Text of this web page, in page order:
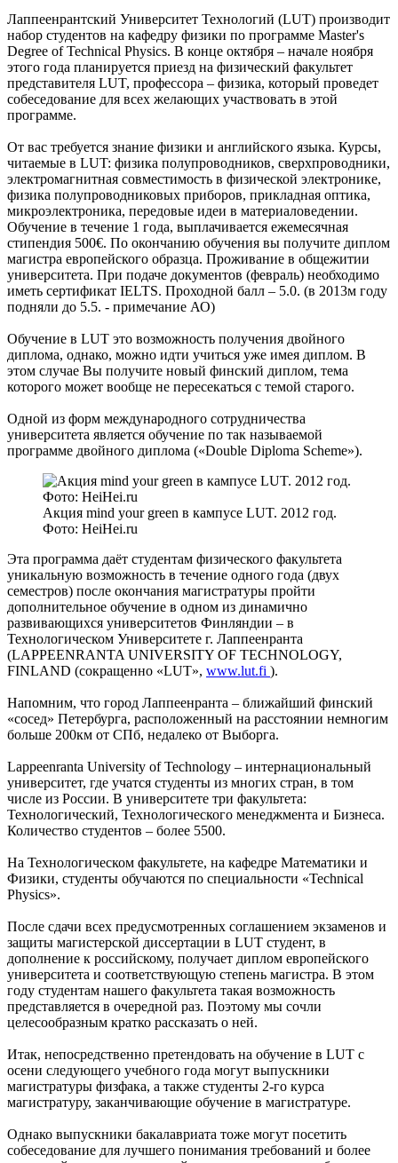
Лаппеенрантский Университет Технологий (LUT) производит
набор студентов на кафедру физики по программе Master's
Degree of Technical Physics. В конце октября – начале ноября
этого года планируется приезд на физический факультет
представителя LUT, профессора – физика, который проведет
собеседование для всех желающих участвовать в этой
программе.
От вас требуется знание физики и английского языка. Курсы,
читаемые в LUT: физика полупроводников, сверхпроводники,
электромагнитная совместимость в физической электронике,
физика полупроводниковых приборов, прикладная оптика,
микроэлектроника, передовые идеи в материаловедении.
Обучение в течение 1 года, выплачивается ежемесячная
стипендия 500€. По окончанию обучения вы получите диплом
магистра европейского образца. Проживание в общежитии
университета. При подаче документов (февраль) необходимо
иметь сертификат IELTS. Проходной балл – 5.0. (в 2013м году
подняли до 5.5. - примечание АО)
Обучение в LUT это возможность получения двойного
диплома, однако, можно идти учиться уже имея диплом. В
этом случае Вы получите новый финский диплом, тема
которого может вообще не пересекаться с темой старого.
Одной из форм международного сотрудничества
университета является обучение по так называемой
программе двойного диплома («Double Diploma Scheme»).
Акция mind your green в кампусе LUT. 2012 год.
Фото: HeiHei.ru
Эта программа даёт студентам физического факультета
уникальную возможность в течение одного года (двух
семестров) после окончания магистратуры пройти
дополнительное обучение в одном из динамично
развивающихся университетов Финляндии – в
Технологическом Университете г. Лаппеенранта
(LAPPEENRANTA UNIVERSITY OF TECHNOLOGY,
FINLAND (сокращенно «LUT», www.lut.fi ).
Напомним, что город Лаппеенранта – ближайший финский
«сосед» Петербурга, расположенный на расстоянии немногим
больше 200км от СПб, недалеко от Выборга.
Lappeenranta University of Technology – интернациональный
университет, где учатся студенты из многих стран, в том
числе из России. В университете три факультета:
Технологический, Технологического менеджмента и Бизнеса.
Количество студентов – более 5500.
На Технологическом факультете, на кафедре Математики и
Физики, студенты обучаются по специальности «Technical
Physics».
После сдачи всех предусмотренных соглашением экзаменов и
защиты магистерской диссертации в LUT студент, в
дополнение к российскому, получает диплом европейского
университета и соответствующую степень магистра. В этом
году студентам нашего факультета такая возможность
представляется в очередной раз. Поэтому мы сочли
целесообразным кратко рассказать о ней.
Итак, непосредственно претендовать на обучение в LUT с
осени следующего учебного года могут выпускники
магистратуры физфака, а также студенты 2-го курса
магистратуру, заканчивающие обучение в магистратуре.
Однако выпускники бакалавриата тоже могут посетить
собеседование для лучшего понимания требований и более